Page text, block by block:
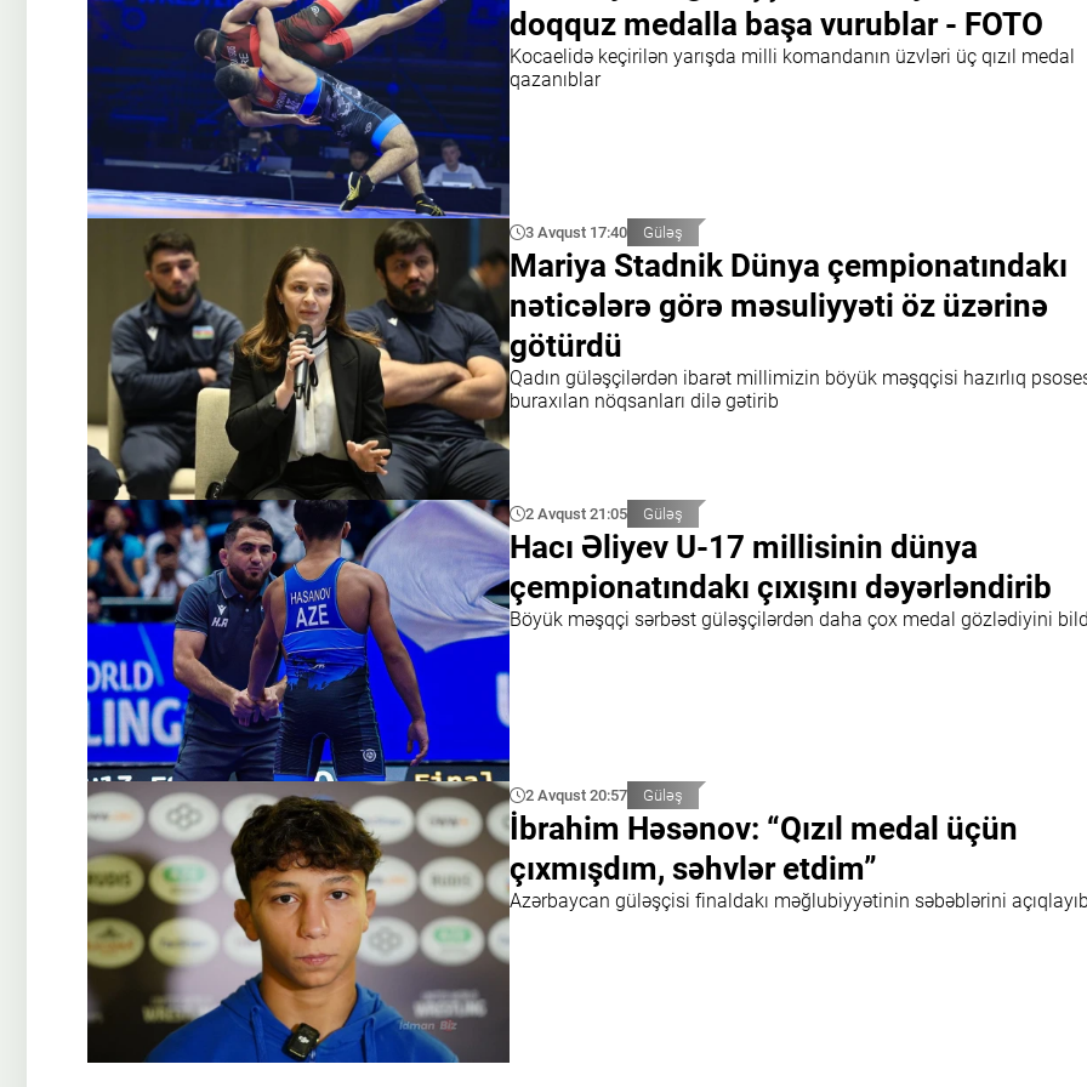
doqquz medalla başa vurublar - FOTO
Kocaelidə keçirilən yarışda milli komandanın üzvləri üç qızıl medal
qazanıblar
3 Avqust 17:40 Güləş
Mariya Stadnik Dünya çempionatındakı
nəticələrə görə məsuliyyəti öz üzərinə
götürdü
Qadın güləşçilərdən ibarət millimizin böyük məşqçisi hazırlıq
buraxılan nöqsanları dilə gətirib
2 Avqust 21:05 Güləş
Hacı Əliyev U-17 millisinin dünya
çempionatındakı çıxışını dəyərləndirib
Böyük məşqçi sərbəst güləşçilərdən daha çox medal gözlədiyini
2 Avqust 20:57 Güləş
İbrahim Həsənov: “Qızıl medal üçün
çıxmışdım, səhvlər etdim”
Azərbaycan güləşçisi finaldakı məğlubiyyətinin səbəblərini açıqlayıb